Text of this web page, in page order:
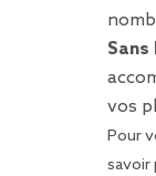
Sans
vos
Pour
savoir